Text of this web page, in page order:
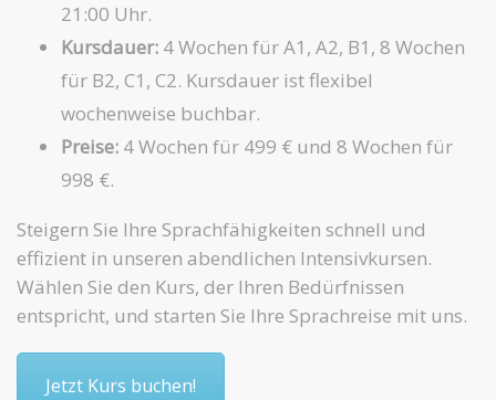
21:00 Uhr.
Kursdauer:4 Wochen für A1, A2, B1, 8 Wochen
für B2, C1, C2. Kursdauer ist flexibel
wochenweise buchbar.
Preise:4 Wochen für 499 € und 8 Wochen für
998 €.
Steigern Sie Ihre Sprachfähigkeiten schnell und
effizient in unseren abendlichen Intensivkursen.
Wählen Sie den Kurs, der Ihren Bedürfnissen
entspricht, und starten Sie Ihre Sprachreise mit uns.
Jetzt Kurs buchen!